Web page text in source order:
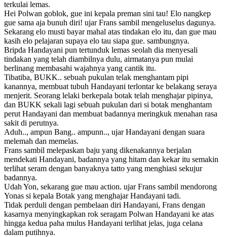
terkulai lemas.
Hei Polwan goblok, gue ini kepala preman sini tau! Elo nangkep
gue sama aja bunuh diri! ujar Frans sambil mengeluselus dagunya.
Sekarang elo musti bayar mahal atas tindakan elo itu, dan gue mau
kasih elo pelajaran supaya elo tau siapa gue. sambungnya.
Bripda Handayani pun tertunduk lemas seolah dia menyesali
tindakan yang telah diambilnya dulu, airmatanya pun mulai
berlinang membasahi wajahnya yang cantik itu.
Tibatiba, BUKK.. sebuah pukulan telak menghantam pipi
kanannya, membuat tubuh Handayani terlontar ke belakang seraya
menjerit. Seorang lelaki berkepala botak telah menghajar pipinya,
dan BUKK sekali lagi sebuah pukulan dari si botak menghantam
perut Handayani dan membuat badannya meringkuk menahan rasa
sakit di perutnya.
Aduh.., ampun Bang.. ampunn.., ujar Handayani dengan suara
melemah dan memelas.
Frans sambil melepaskan baju yang dikenakannya berjalan
mendekati Handayani, badannya yang hitam dan kekar itu semakin
terlihat seram dengan banyaknya tatto yang menghiasi sekujur
badannya.
Udah Yon, sekarang gue mau action. ujar Frans sambil mendorong
Yonas si kepala Botak yang menghajar Handayani tadi.
Tidak perduli dengan pembelaan diri Handayani, Frans dengan
kasarnya menyingkapkan rok seragam Polwan Handayani ke atas
hingga kedua paha mulus Handayani terlihat jelas, juga celana
dalam putihnya.